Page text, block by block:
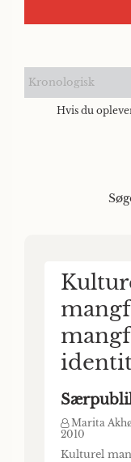
Kronologisk
Hvis du
Marita
2010
Kulturel